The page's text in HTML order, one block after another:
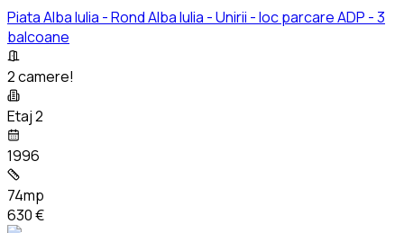
Piata Alba Iulia - Rond Alba Iulia - Unirii - loc parcare ADP - 3
balcoane
2 camere!
Etaj 2
1996
74mp
630 €